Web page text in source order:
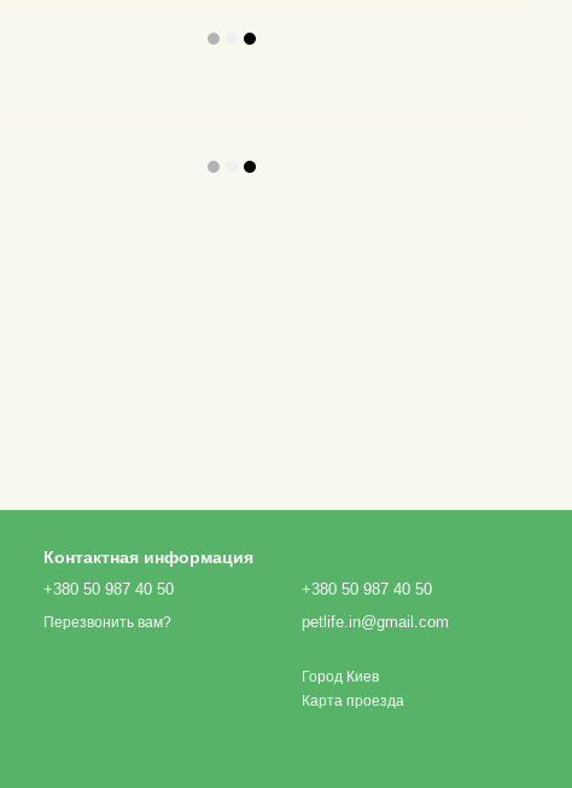
Контактная информация
+380 50 987 40 50
Перезвонить вам?
+380 50 987 40 50
petlife.in@gmail.com
Город Киев
Карта проезда